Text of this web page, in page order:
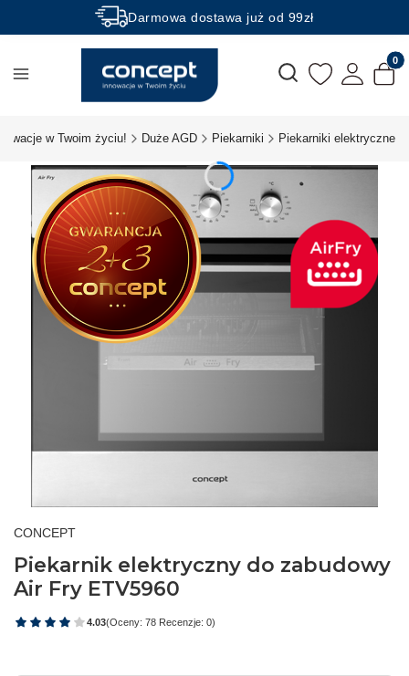
Darmowa dostawa już od 99zł
Rabaty -50% na wybrane produkty
Otwórz wyszukiwarkę
w Twoim życiu! Duże AGD Piekarniki Piekarniki elektryczne
CONCEPT
Piekarnik elektryczny do zabudowy
Air Fry ETV5960
4.03(Oceny: 78 Recenzje: 0)